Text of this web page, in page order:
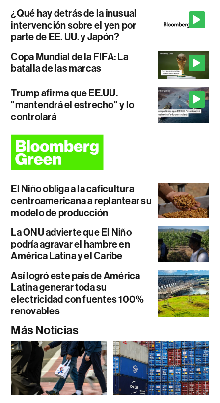
¿Qué hay detrás de la inusual
intervención sobre el yen por
parte de EE. UU. y Japón?
Copa Mundial de la FIFA: La
batalla de las marcas
Trump afirma que EE.UU.
"mantendrá el estrecho" y lo
controlará
El Niño obliga a la caficultura
centroamericana a replantear su
modelo de producción
La ONU advierte que El Niño
podría agravar el hambre en
América Latina y el Caribe
Así logró este país de América
Latina generar toda su
electricidad con fuentes 100%
renovables
Más Noticias